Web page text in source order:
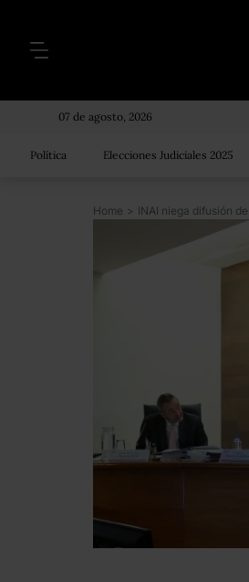
07 de agosto, 2026
Política Elecciones Judiciales 2025
Home >